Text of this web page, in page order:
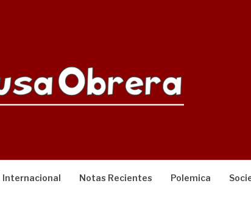
Internacional Notas Recientes Polemica